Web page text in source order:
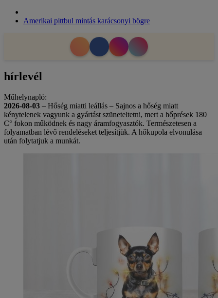
Amerikai pittbul mintás karácsonyi bögre
hírlevél
Műhelynapló:
2026-08-03 – Hőség miatti leállás – Sajnos a hőség miatt
kénytelenek vagyunk a gyártást szüneteltetni, mert a hőprések 180
C° fokon működnek és nagy áramfogyasztók. Természetesen a
folyamatban lévő rendeléseket teljesítjük. A hőkupola elvonulása
után folytatjuk a munkát.